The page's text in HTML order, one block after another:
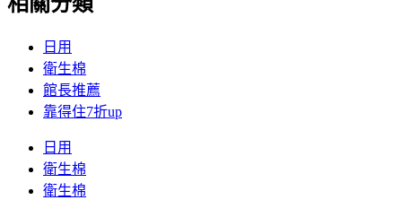
日用
衛生棉
館長推薦
靠得住7折up
日用
衛生棉
衛生棉